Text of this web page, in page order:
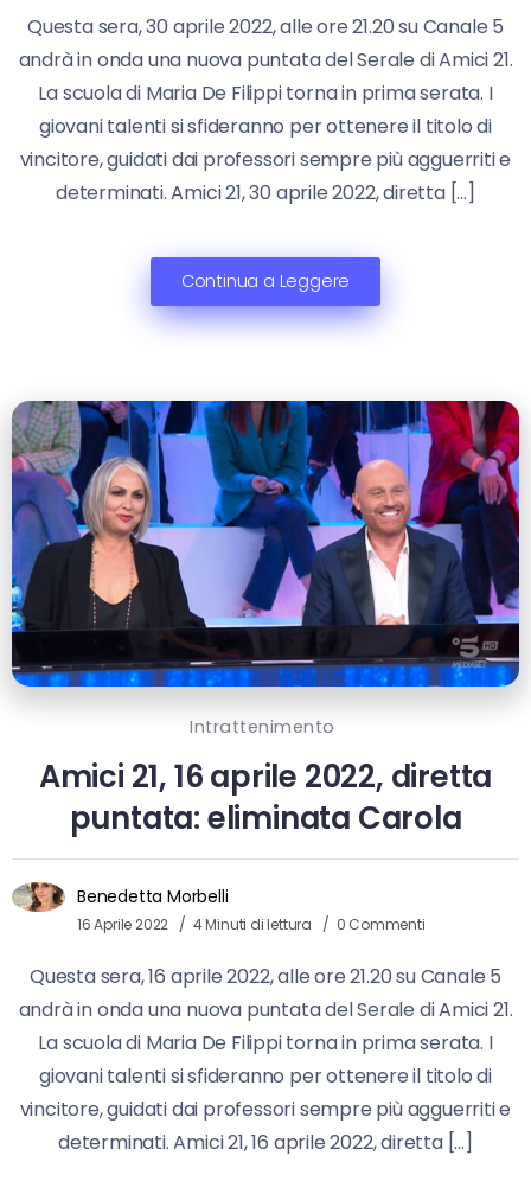
Questa sera, 30 aprile 2022, alle ore 21.20 su Canale 5
andrà in onda una nuova puntata del Serale di Amici 21.
La scuola di Maria De Filippi torna in prima serata. I
giovani talenti si sfideranno per ottenere il titolo di
vincitore, guidati dai professori sempre più agguerriti e
determinati. Amici 21, 30 aprile 2022, diretta […]
Continua a Leggere
Intrattenimento
Amici 21, 16 aprile 2022, diretta
puntata: eliminata Carola
Benedetta Morbelli
16 Aprile 2022 4 Minuti di lettura 0 Commenti
Questa sera, 16 aprile 2022, alle ore 21.20 su Canale 5
andrà in onda una nuova puntata del Serale di Amici 21.
La scuola di Maria De Filippi torna in prima serata. I
giovani talenti si sfideranno per ottenere il titolo di
vincitore, guidati dai professori sempre più agguerriti e
determinati. Amici 21, 16 aprile 2022, diretta […]